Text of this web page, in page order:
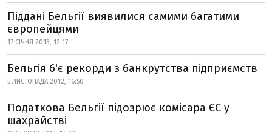
Піддані Бельгії виявилися самими багатими
європейцями
17 СІЧНЯ 2013, 12:17
Бельгія б'є рекорди з банкрутства підприємств
5 ЛИСТОПАДА 2012, 16:50
Податкова Бельгії підозрює комісара ЄС у
шахрайстві